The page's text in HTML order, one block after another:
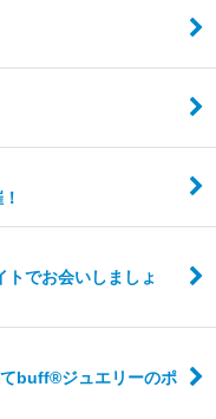
でお会いしましょ
buff®ジュエリーのポ